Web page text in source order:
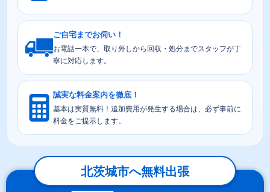
ご自宅までお伺い！
お電話一本で、取り外しから回収・処分までスタッフが丁
寧に対応します。
誠実な料金案内を徹底！
基本は実質無料！追加費用が発生する場合は、必ず事前に
料金をご提示します。
北茨城市へ無料出張